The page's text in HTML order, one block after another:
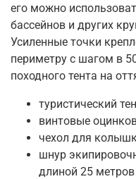
его можно
бассейнов и других
Усиленные точки
периметру с шагом в
походного тента на
туристический
винтовые
чехол для
шнур
длиной 25 метров